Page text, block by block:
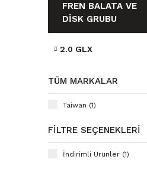
FREN BALATA VE
DİSK GRUBU
2.0 GLX
TÜM MARKALAR
Taiwan (1)
FILTRE SEÇENEKLERI
İndirimli Ürünler (1)